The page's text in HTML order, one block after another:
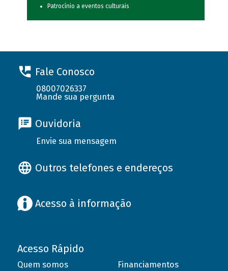
Patrocínio a eventos culturais
Fale Conosco
08007026337
Mande sua pergunta
Ouvidoria
Envie sua mensagem
Outros telefones e endereços
Acesso à informação
Acesso Rápido
Quem somos
Financiamentos